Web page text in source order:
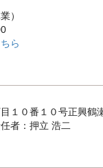
）
ら
１０番１０号正興鶴
者：押立 浩二